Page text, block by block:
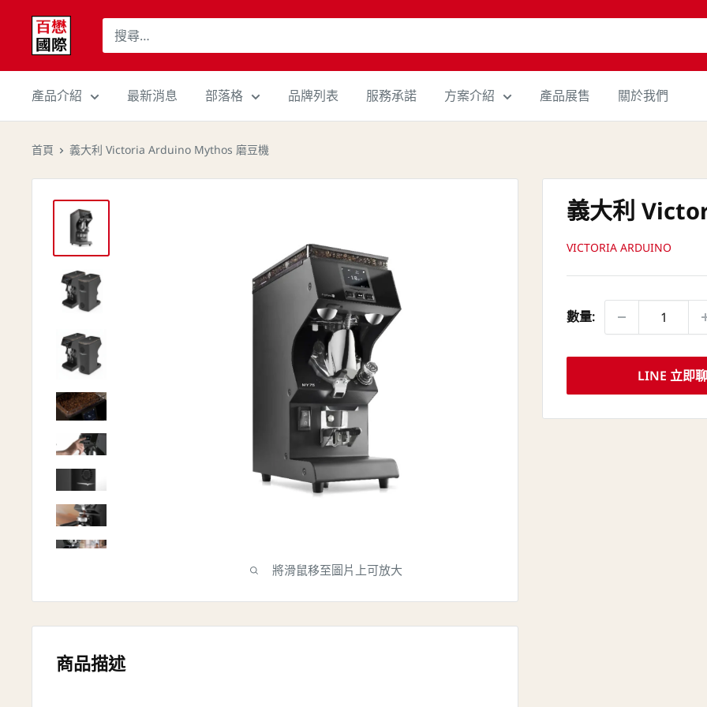
百
懋
國
際
股
份
Cojaft
Coffee
產品介紹 最新消息 部落格 品牌列表 服務承諾 方案介紹 產品展售 關於我們
首頁 義大利 Victoria Arduino Mythos 磨豆機
將滑鼠移至圖片上可放大
義大利
VICTORIA ARDUINO
數量:
LINE 立即聊
商品描述